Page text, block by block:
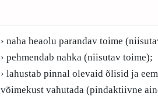
› naha heaolu parandav toime
› pehmendab nahka (niisutav toime);
› lahustab pinnal olevaid õlisid ja
võimekust vahutada (pindaktiivne